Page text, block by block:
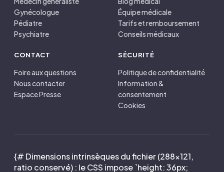
Gynécologue
Pédiatre
Psychiatre
Équipe médicale
Tarifs et remboursement
Conseils médicaux
CONTACT
Foire aux questions
Nous contacter
Espace Presse
SÉCURITÉ
Politique de confidentialité
Information &
consentement
Cookies
{# Dimensions intrinsèques du fichier (288×121,
ratio conservé) : le CSS impose `height: 36px;